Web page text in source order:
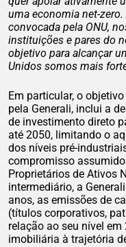
uma economia net-zero.
convocada pela ONU,
instituições e pares do
objetivo para alcançar
Unidos somos mais
Em particular, o
pela Generali, inclui a
de investimento direto
até 2050, limitando o
dos níveis pré-
compromisso
Proprietários de Ativos
intermediário, a
anos, as emissões de
(títulos corporativos,
relação ao seu nível
imobiliária à trajetória